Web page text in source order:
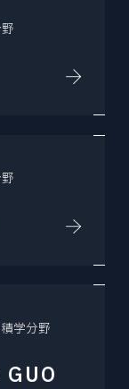
学分野